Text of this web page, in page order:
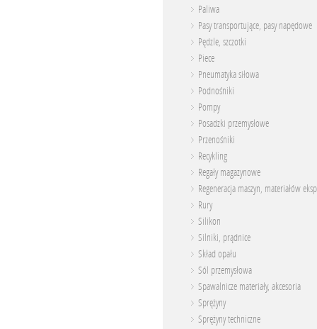
Paliwa
Pasy transportujące, pasy napędowe
Pędzle, szczotki
Piece
Pneumatyka siłowa
Podnośniki
Pompy
Posadzki przemysłowe
Przenośniki
Recykling
Regały magazynowe
Regeneracja maszyn, materiałów
Rury
Silikon
Silniki, prądnice
Skład opału
Sól przemysłowa
Spawalnicze materiały, akcesoria
Sprężyny
Sprężyny techniczne